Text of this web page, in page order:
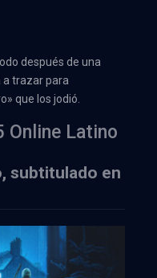
después de una
trazar para
que los jodió.
Online Latino
subtitulado en